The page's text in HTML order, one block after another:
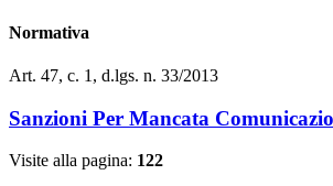
Normativa
Art. 47, c. 1, d.lgs. n. 33/2013
Sanzioni Per Mancata
Visite alla pagina: 122